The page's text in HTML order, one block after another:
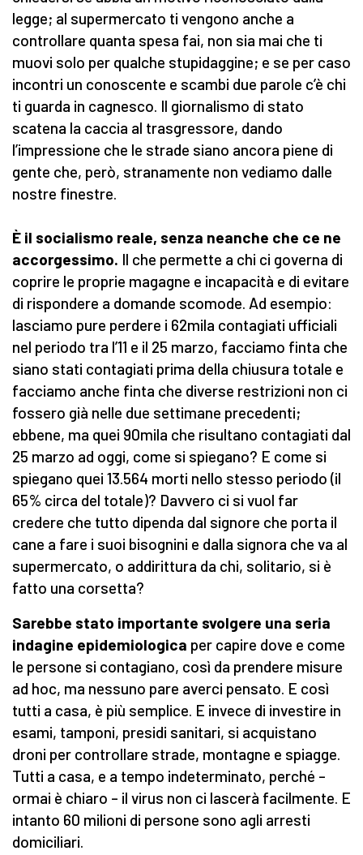
legge; al supermercato ti vengono anche a
controllare quanta spesa fai, non sia mai che ti
muovi solo per qualche stupidaggine; e se per caso
incontri un conoscente e scambi due parole c’è chi
ti guarda in cagnesco. Il giornalismo di stato
scatena la caccia al trasgressore, dando
l’impressione che le strade siano ancora piene di
gente che, però, stranamente non vediamo dalle
nostre finestre.
È il socialismo reale, senza neanche che ce ne
accorgessimo. Il che permette a chi ci governa di
coprire le proprie magagne e incapacità e di evitare
di rispondere a domande scomode. Ad esempio:
lasciamo pure perdere i 62mila contagiati ufficiali
nel periodo tra l’11 e il 25 marzo, facciamo finta che
siano stati contagiati prima della chiusura totale e
facciamo anche finta che diverse restrizioni non ci
fossero già nelle due settimane precedenti;
ebbene, ma quei 90mila che risultano contagiati dal
25 marzo ad oggi, come si spiegano? E come si
spiegano quei 13.564 morti nello stesso periodo (il
65% circa del totale)? Davvero ci si vuol far
credere che tutto dipenda dal signore che porta il
cane a fare i suoi bisognini e dalla signora che va al
supermercato, o addirittura da chi, solitario, si è
fatto una corsetta?
Sarebbe stato importante svolgere una seria
indagine epidemiologica per capire dove e come
le persone si contagiano, così da prendere misure
ad hoc, ma nessuno pare averci pensato. E così
tutti a casa, è più semplice. E invece di investire in
esami, tamponi, presidi sanitari, si acquistano
droni per controllare strade, montagne e spiagge.
Tutti a casa, e a tempo indeterminato, perché –
ormai è chiaro – il virus non ci lascerà facilmente. E
intanto 60 milioni di persone sono agli arresti
domiciliari.